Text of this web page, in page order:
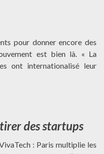
pour donner encore des
est bien là. « La
ont internationalisé leur
des startups
: Paris multiplie les